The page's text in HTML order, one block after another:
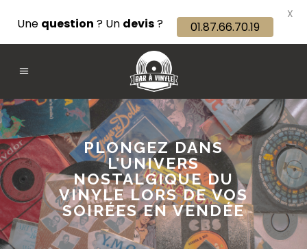
PLONGEZ DANS
L’UNIVERS
NOSTALGIQUE DU
VINYLE LORS DE VOS
SOIRÉES EN VENDÉE
Une question ? Un devis? 01.87.66.70.19
X